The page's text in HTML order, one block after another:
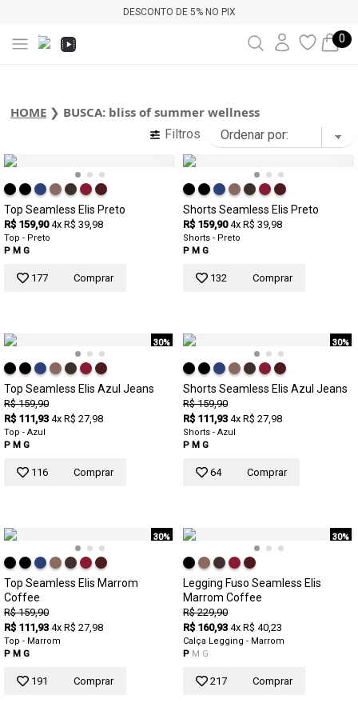
DESCONTO DE 5% NO PIX
0
HOME ❯ BUSCA: bliss of summer wellness
Filtros
Top Seamless Elis Preto
R$ 159,90 4x R$ 39,98
Top - Preto
P M G
177 Comprar
Shorts Seamless Elis Preto
R$ 159,90 4x R$ 39,98
Shorts - Preto
P M G
132 Comprar
30%
Top Seamless Elis Azul Jeans
R$ 159,90
R$ 111,93 4x R$ 27,98
Top - Azul
P M G
116 Comprar
30%
Shorts Seamless Elis Azul Jeans
R$ 159,90
R$ 111,93 4x R$ 27,98
Shorts - Azul
P M G
64 Comprar
30%
Top Seamless Elis Marrom
Coffee
R$ 159,90
R$ 111,93 4x R$ 27,98
Top - Marrom
P M G
191 Comprar
30%
Legging Fuso Seamless Elis
Marrom Coffee
R$ 229,90
R$ 160,93 4x R$ 40,23
Calça Legging - Marrom
P M G
217 Comprar